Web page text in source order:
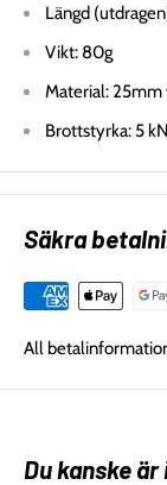
Längd
Vikt: 80g
Material: 25mm
Brottstyrka: 5 kN
Säkra
All
Du kanske